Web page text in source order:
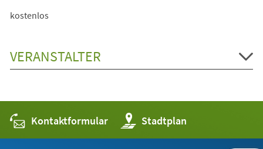
kostenlos
VERANSTALTER
Kontaktformular Stadtplan
(Öffnet
in
einem